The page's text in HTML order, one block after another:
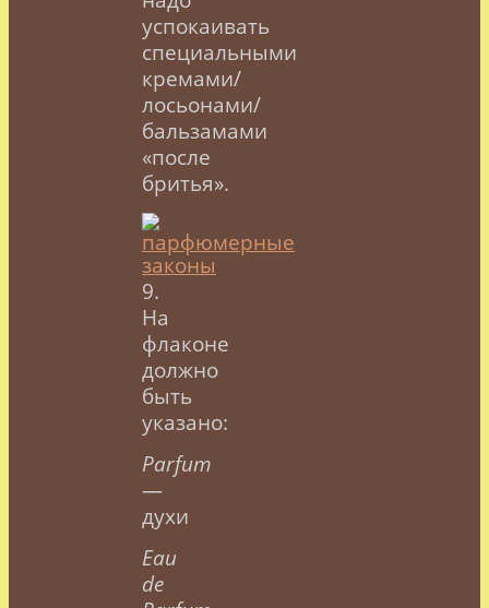
успокаивать
специальными
кремами/
лосьонами/
бальзамами
«после
бритья».
9.
На
флаконе
должно
быть
указано:
Parfum
—
духи
Eau
de